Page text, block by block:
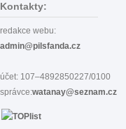
Kontakty:
redakce webu:
admin@pilsfanda.cz
účet: 107–4892850227/0100
správce:watanay@seznam.cz